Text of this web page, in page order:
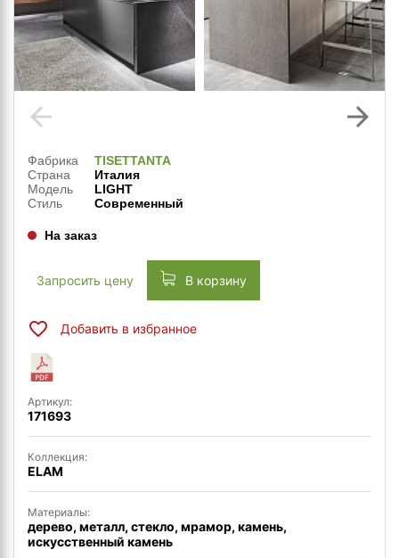
arrow_back arrow_forward
Фабрика
TISETTANTA
Страна
Италия
Модель
LIGHT
Стиль
Современный
На заказ
Запросить цену В корзину
Добавить в избранное
Артикул:
171693
Коллекция:
ELAM
Материалы:
дерево, металл, стекло, мрамор, камень,
искусственный камень